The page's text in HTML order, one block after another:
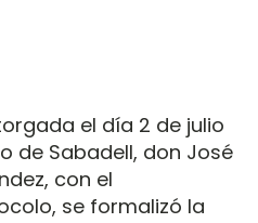
el día 2 de julio
de Sabadell, don José
con el
se formalizó la